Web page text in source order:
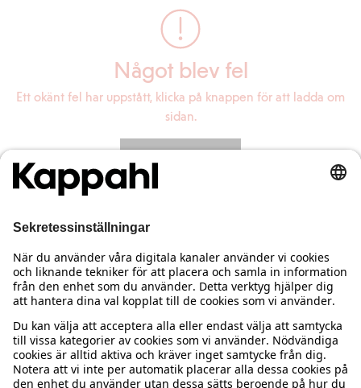
Något blev fel
Ett okänt fel har uppstått, klicka på knappen för att ladda om
sidan.